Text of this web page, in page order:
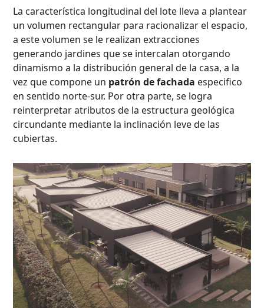
La característica longitudinal del lote lleva a plantear
un volumen rectangular para racionalizar el espacio,
a este volumen se le realizan extracciones
generando jardines que se intercalan otorgando
dinamismo a la distribución general de la casa, a la
vez que compone un patrón de fachada especifico
en sentido norte-sur. Por otra parte, se logra
reinterpretar atributos de la estructura geológica
circundante mediante la inclinación leve de las
cubiertas.